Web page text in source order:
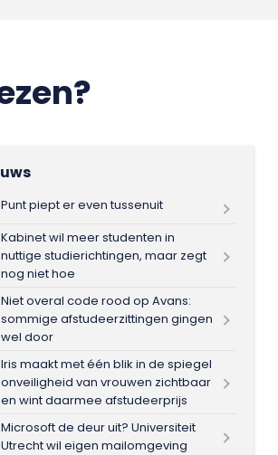
Punt piept er even tussenuit
Kabinet wil meer studenten in
nuttige studierichtingen, maar zegt
nog niet hoe
Niet overal code rood op Avans:
sommige afstudeerzittingen gingen
wel door
Iris maakt met één blik in de spiegel
onveiligheid van vrouwen zichtbaar
en wint daarmee afstudeerprijs
Microsoft de deur uit? Universiteit
Utrecht wil eigen mailomgeving